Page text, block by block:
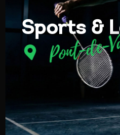
Sports &
 Pont-de-